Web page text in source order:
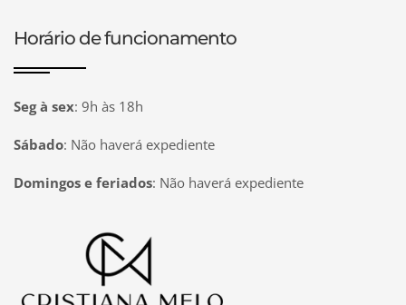
Horário de funcionamento
Seg à sex: 9h às 18h
Sábado: Não haverá expediente
Domingos e feriados: Não haverá expediente
Página inicial